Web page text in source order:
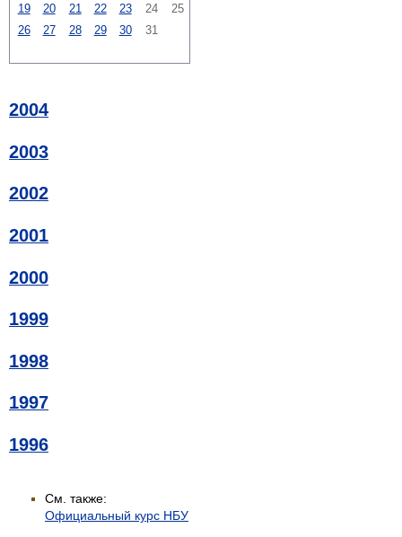
19
20 21 22 23 24
25
26
27 28 29 30 31
2004
2003
2002
2001
2000
1999
1998
1997
1996
См. также:
Официальный курс НБУ